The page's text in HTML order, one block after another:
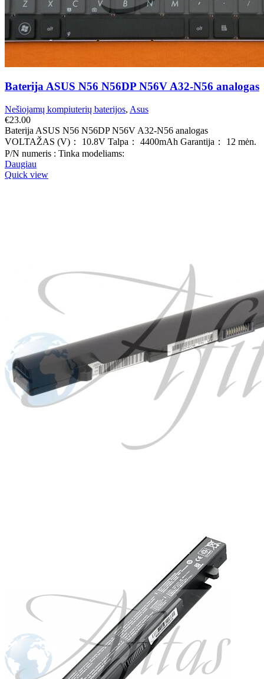
Baterija ASUS N56 N56DP N56V A32-N56 analogas
Nešiojamų kompiuterių baterijos, Asus
€23.00
Baterija ASUS N56 N56DP N56V A32-N56 analogas
VOLTAŽAS (V)： 10.8V Talpa： 4400mAh Garantija： 12 mėn.
P/N numeris : Tinka modeliams:
Daugiau
Quick view